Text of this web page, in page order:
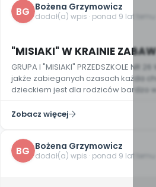
BG Bożena Grzymowicz
dodał(a) wpis · ponad 9 lat temu
"MISIAKI" W KRAINIE
GRUPA I "MISIAKI" PRZEDSZKOLE NR
jakże zabieganych czasach każda
dzieckiem jest dla rodziców bardzo
Zobacz więcej
BG Bożena Grzymowicz
dodał(a) wpis · ponad 9 lat temu